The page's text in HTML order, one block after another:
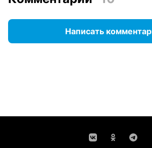
Написать